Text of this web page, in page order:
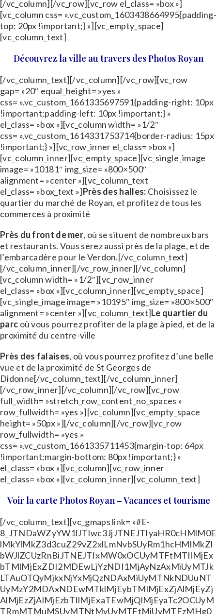
[/vc_column][/vc_row][vc_row el_class= »box »]
[vc_column css= ».vc_custom_1603438664995{padding-
top: 20px !important;} »][vc_empty_space]
[vc_column_text]
Découvrez la ville au travers des Photos Royan
[/vc_column_text][/vc_column][/vc_row][vc_row
gap= »20″ equal_height= »yes »
css= ».vc_custom_1661335697591{padding-right: 10px
!important;padding-left: 10px !important;} »
el_class= »box »][vc_column width= »1/2″
css= ».vc_custom_1614331753714{border-radius: 15px
!important;} »][vc_row_inner el_class= »box »]
[vc_column_inner][vc_empty_space][vc_single_image
image= »10181″ img_size= »800×500″
alignment= »center »][vc_column_text
el_class= »box_text »]Près des halles: Choisissez le
quartier du marché de Royan, et profitez de tous les
commerces à proximité
Près du front de mer, où se situent de nombreux bars
et restaurants. Vous serez aussi près de la plage, et de
l’embarcadère pour le Verdon.[/vc_column_text]
[/vc_column_inner][/vc_row_inner][/vc_column]
[vc_column width= »1/2″][vc_row_inner
el_class= »box »][vc_column_inner][vc_empty_space]
[vc_single_image image= »10195″ img_size= »800×500″
alignment= »center »][vc_column_text]Le quartier du
parc où vous pourrez profiter de la plage à pied, et de la
proximité du centre-ville
Près des falaises, où vous pourrez profitez d’une belle
vue et de la proximité de St Georges de
Didonne[/vc_column_text][/vc_column_inner]
[/vc_row_inner][/vc_column][/vc_row][vc_row
full_width= »stretch_row_content_no_spaces »
row_fullwidth= »yes »][vc_column][vc_empty_space
height= »50px »][/vc_column][/vc_row][vc_row
row_fullwidth= »yes »
css= ».vc_custom_1661335711453{margin-top: 64px
!important;margin-bottom: 80px !important;} »
el_class= »box »][vc_column][vc_row_inner
el_class= »box »][vc_column_inner][vc_column_text]
Voir la carte Photos Royan – Vacances et tourisme
[/vc_column_text][vc_gmaps link= »#E-
8_JTNDaWZyYW1lJTIwc3JjJTNEJTIyaHR0cHMlM0E
lMkYlMkZ3d3cuZ29vZ2xlLmNvbSUyRm1hcHMlMkZl
bWJlZCUzRnBiJTNEJTIxMW0xOCUyMTFtMTIlMjEx
bTMlMjExZDI2MDEwLjYzNDI1MjAyNzAxMiUyMTJk
LTAuOTQyMjkxNjYxMjQzNDAxMiUyMTNkNDUuNT
UyMzY2MDAxNDEwMTklMjEybTMlMjExZjAlMjEyZj
AlMjEzZjAlMjEzbTIlMjExaTEwMjQlMjEyaTc2OCUyM
TRmMTMuMSUyMTNtMyUyMTFtMiUyMTFzMHg0